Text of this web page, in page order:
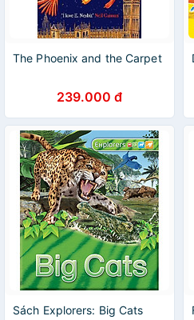
The Phoenix and the Carpet
239.000 đ
Sách Explorers: Big Cats